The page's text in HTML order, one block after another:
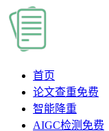
首页
论文查重免费
智能降重
AIGC检测 免费